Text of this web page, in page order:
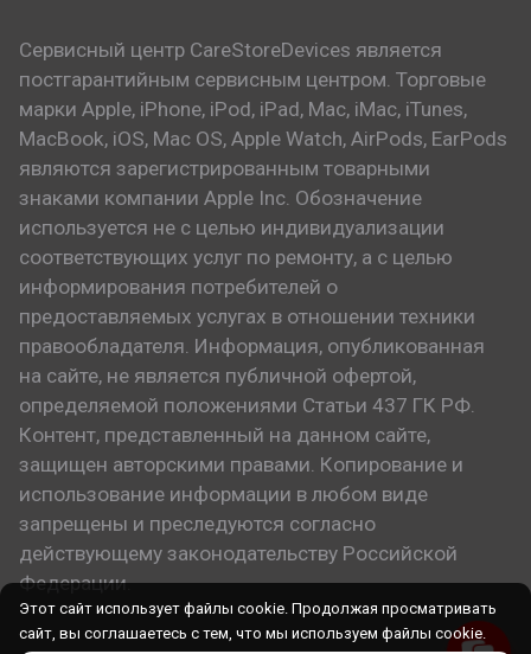
Сервисный центр CareStoreDevices является
постгарантийным сервисным центром. Торговые
марки Apple, iPhone, iPod, iPad, Mac, iMac, iTunes,
MacBook, iOS, Mac OS, Apple Watch, AirPods, EarPods
являются зарегистрированным товарными
знаками компании Apple Inc. Обозначение
используется не с целью индивидуализации
соответствующих услуг по ремонту, а с целью
информирования потребителей о
предоставляемых услугах в отношении техники
правообладателя. Информация, опубликованная
на сайте, не является публичной офертой,
определяемой положениями Статьи 437 ГК РФ.
Контент, представленный на данном сайте,
защищен авторскими правами. Копирование и
использование информации в любом виде
запрещены и преследуются согласно
действующему законодательству Российской
Федерации.
Этот сайт использует файлы cookie. Продолжая просматривать
сайт, вы соглашаетесь с тем, что мы используем файлы cookie.